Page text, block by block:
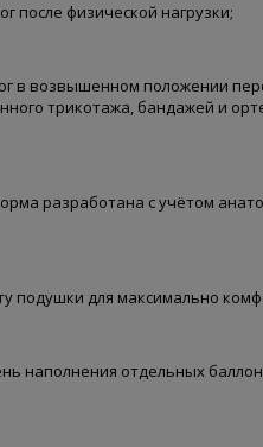
после физической нагрузки;
в возвышенном положении
трикотажа, бандажей и
разработана с учётом
подушки для максимально
наполнения отдельных